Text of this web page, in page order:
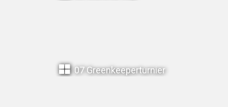
07 Greenkeeperturnier